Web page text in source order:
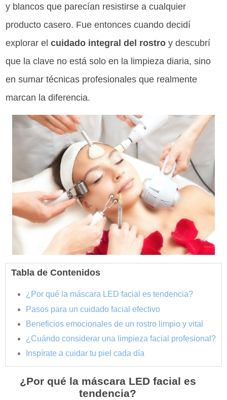
y blancos que parecían resistirse a cualquier
producto casero. Fue entonces cuando decidí
explorar elcuidado integral del rostro y descubrí
que la clave no está solo en la limpieza diaria, sino
en sumar técnicas profesionales que realmente
marcan la diferencia.
Tabla de Contenidos
¿Por qué la máscara LED facial es tendencia?
Pasos para un cuidado facial efectivo
Beneficios emocionales de un rostro limpio y vital
¿Cuándo considerar una limpieza facial profesional?
Inspírate a cuidar tu piel cada día
¿Por qué la máscara LED facial es
tendencia?